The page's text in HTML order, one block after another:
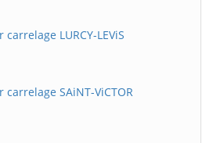
LURCY-LEViS
SAiNT-ViCTOR